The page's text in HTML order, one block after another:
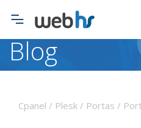
O
Blog
Cpanel / Plesk / Portas /